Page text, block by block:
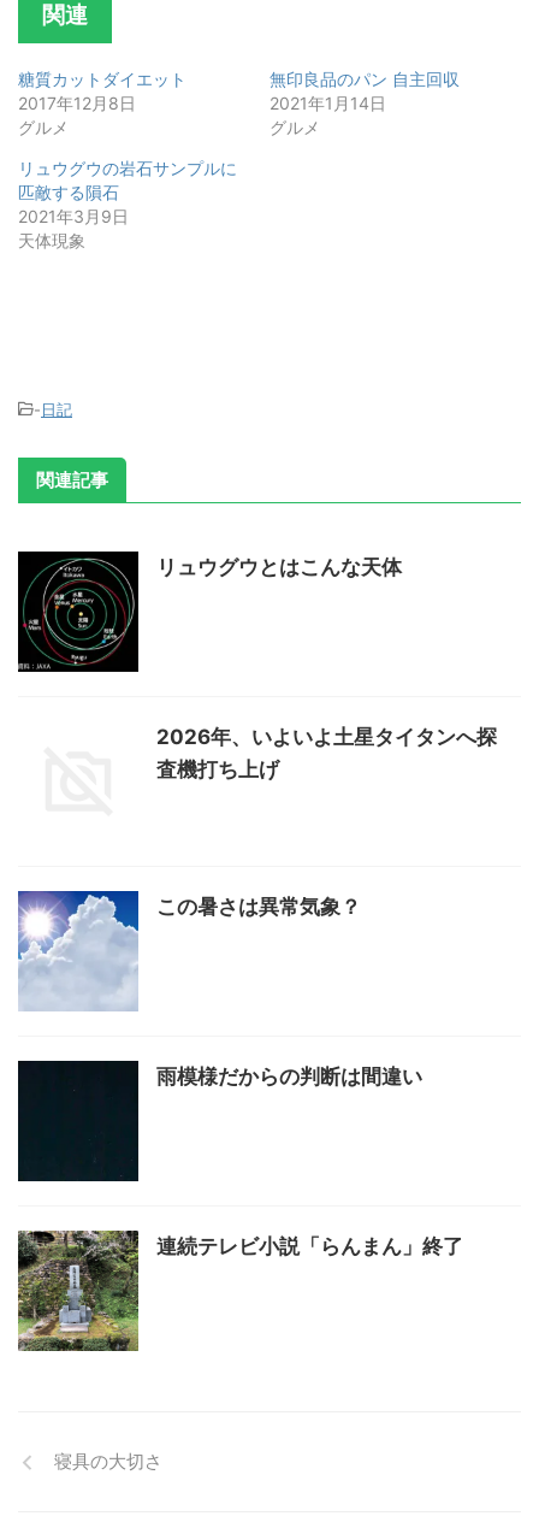
関連
糖質カットダイエット
2017年12月8日
グルメ
無印良品のパン 自主回収
2021年1月14日
グルメ
リュウグウの岩石サンプルに
匹敵する隕石
2021年3月9日
天体現象
-日記
関連記事
リュウグウとはこんな天体
2026年、いよいよ土星タイタンへ探
査機打ち上げ
この暑さは異常気象？
雨模様だからの判断は間違い
連続テレビ小説「らんまん」終了
寝具の大切さ